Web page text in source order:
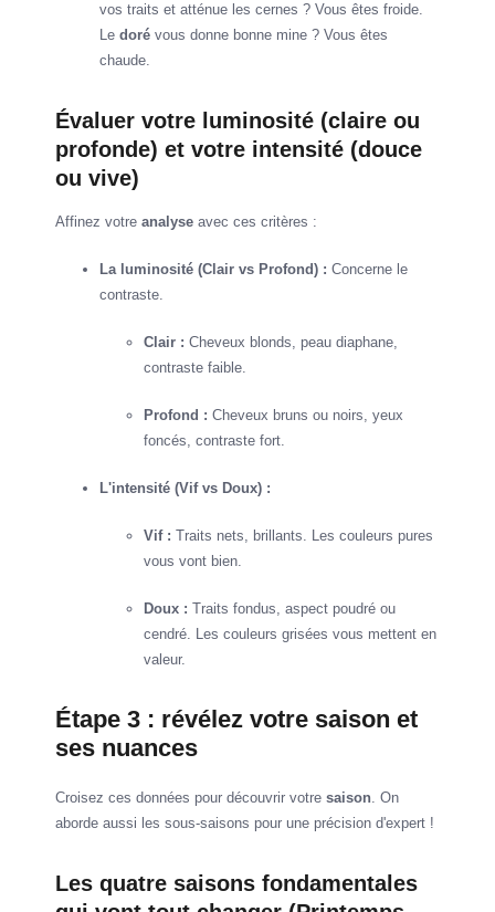
vos traits et atténue les cernes ? Vous êtes froide.
Le doré vous donne bonne mine ? Vous êtes
chaude.
Évaluer votre luminosité (claire ou
profonde) et votre intensité (douce
ou vive)
Affinez votre analyse avec ces critères :
La luminosité (Clair vs Profond) : Concerne le
contraste.
Clair : Cheveux blonds, peau diaphane,
contraste faible.
Profond : Cheveux bruns ou noirs, yeux
foncés, contraste fort.
L'intensité (Vif vs Doux) :
Vif : Traits nets, brillants. Les couleurs pures
vous vont bien.
Doux : Traits fondus, aspect poudré ou
cendré. Les couleurs grisées vous mettent en
valeur.
Étape 3 : révélez votre saison et
ses nuances
Croisez ces données pour découvrir votre saison. On
aborde aussi les sous-saisons pour une précision d'expert !
Les quatre saisons fondamentales